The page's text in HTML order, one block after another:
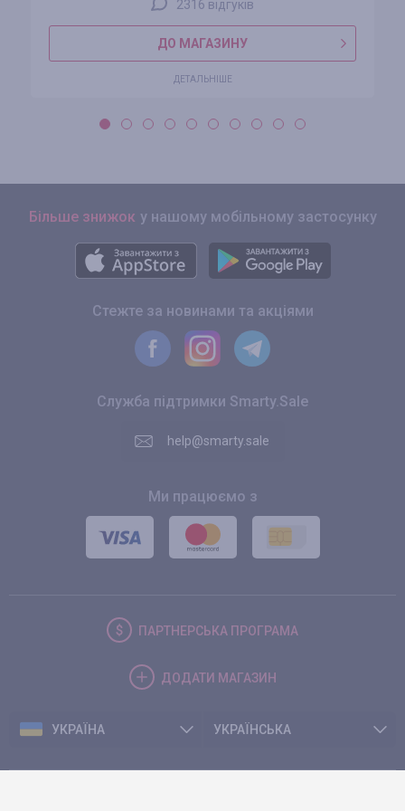
2316 відгуків
ДО МАГАЗИНУ
ДЕТАЛЬНІШЕ
Більше знижок у нашому мобільному застосунку
Стежте за новинами та акціями
Служба підтримки Smarty.Sale
help@smarty.sale
Ми працюємо з
ПАРТНЕРСЬКА ПРОГРАМА
ДОДАТИ МАГАЗИН
УКРАЇНА УКРАЇНСЬКА